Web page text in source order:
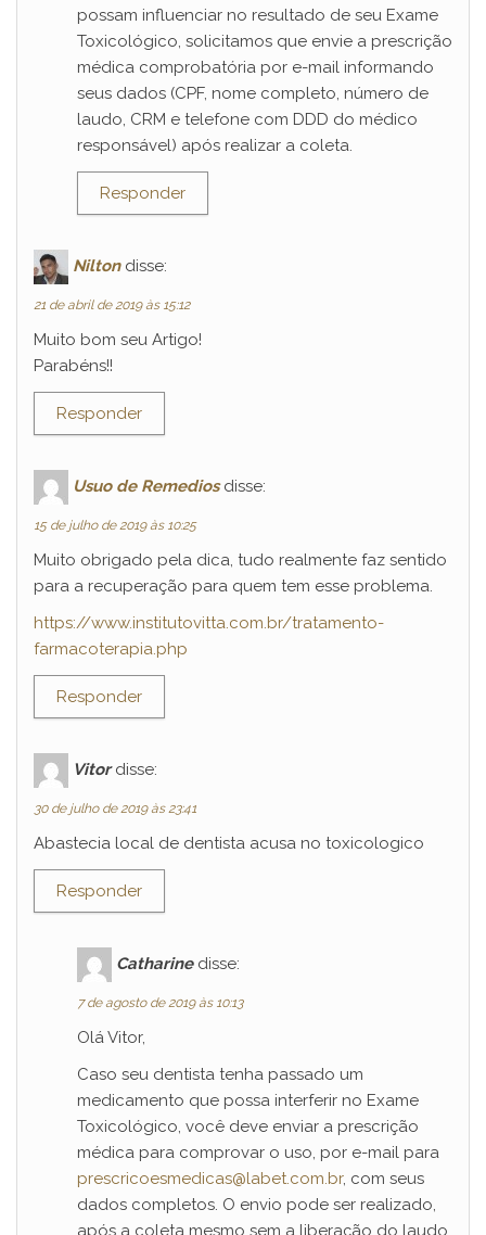
possam influenciar no resultado de seu Exame
Toxicológico, solicitamos que envie a prescrição
médica comprobatória por e-mail informando
seus dados (CPF, nome completo, número de
laudo, CRM e telefone com DDD do médico
responsável) após realizar a coleta.
Responder
Nilton disse:
21 de abril de 2019 às 15:12
Muito bom seu Artigo!
Parabéns!!
Responder
Usuo de Remedios disse:
15 de julho de 2019 às 10:25
Muito obrigado pela dica, tudo realmente faz sentido
para a recuperação para quem tem esse problema.
https://www.institutovitta.com.br/tratamento-
farmacoterapia.php
Responder
Vitor disse:
30 de julho de 2019 às 23:41
Abastecia local de dentista acusa no toxicologico
Responder
Catharine disse:
7 de agosto de 2019 às 10:13
Olá Vitor,
Caso seu dentista tenha passado um
medicamento que possa interferir no Exame
Toxicológico, você deve enviar a prescrição
médica para comprovar o uso, por e-mail para
prescricoesmedicas@labet.com.br, com seus
dados completos. O envio pode ser realizado,
após a coleta mesmo sem a liberação do laudo.